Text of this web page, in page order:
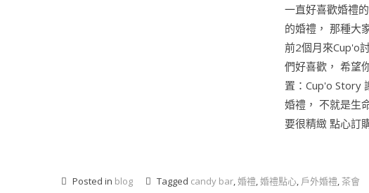
一直好喜歡婚禮
的婚禮， 那種大
前2個月來Cup'o
們好喜歡， 希望
置：Cup'o Story
婚禮， 不就是生
要很精緻 點心訂
Posted in blog Tagged candy bar,婚禮,婚禮點心, 戶外婚禮,茶會